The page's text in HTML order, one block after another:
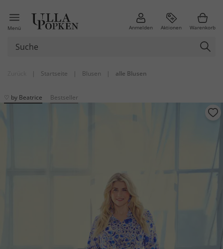
Menü Anmelden Aktionen Warenkorb
| Startseite | Blusen | alle Blusen
♡ by Beatrice Bestseller